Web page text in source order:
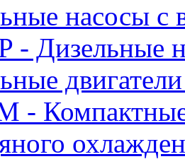
насосы
- Дизельные
-